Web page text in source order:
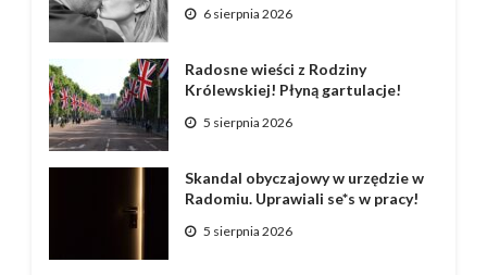
6 sierpnia 2026
Radosne wieści z Rodziny
Królewskiej! Płyną gartulacje!
5 sierpnia 2026
Skandal obyczajowy w urzędzie w
Radomiu. Uprawiali se*s w pracy!
5 sierpnia 2026